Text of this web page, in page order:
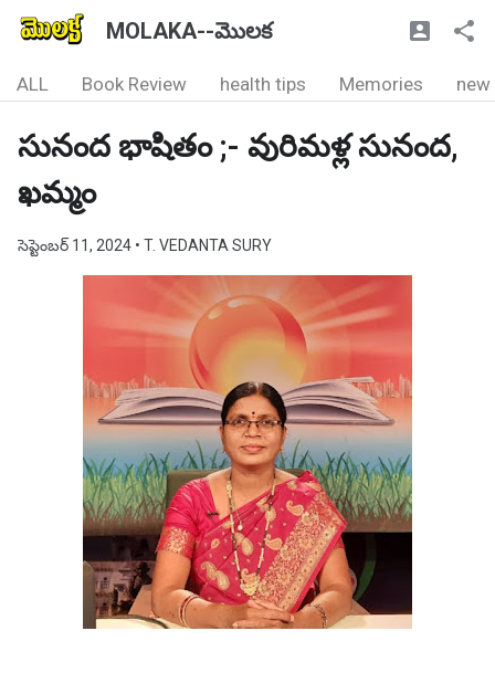
MOLAKA--మొలక
ALL Book Review health tips Memories new
సునంద భాషితం ;- వురిమళ్ల సునంద,
ఖమ్మం
సెప్టెంబర్ 11, 2024 • T. VEDANTA SURY